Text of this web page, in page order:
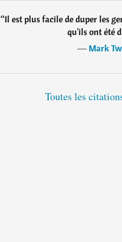
“Il est plus facile de duper les
qu'ils ont été
―Mark
Toutes les